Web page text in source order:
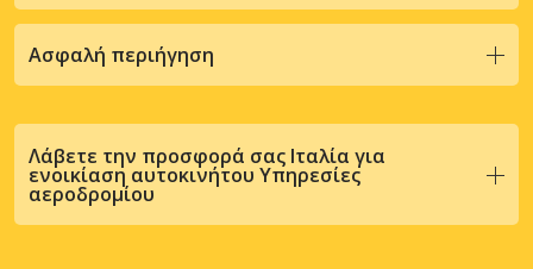
Ασφαλή περιήγηση
Λάβετε την προσφορά σας Ιταλία για
ενοικίαση αυτοκινήτου Υπηρεσίες
αεροδρομίου